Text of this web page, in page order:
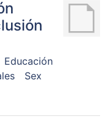
Educación
Sex